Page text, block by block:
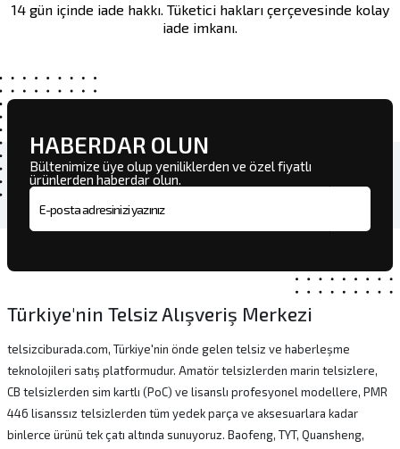
14 gün içinde iade hakkı. Tüketici hakları çerçevesinde kolay
iade imkanı.
HABERDAR OLUN
Bültenimize üye olup yeniliklerden ve özel fiyatlı
ürünlerden haberdar olun.
E-posta adresi
Türkiye'nin Telsiz Alışveriş Merkezi
telsizciburada.com, Türkiye'nin önde gelen telsiz ve haberleşme
teknolojileri satış platformudur. Amatör telsizlerden marin telsizlere,
CB telsizlerden sim kartlı (PoC) ve lisanslı profesyonel modellere, PMR
446 lisanssız telsizlerden tüm yedek parça ve aksesuarlara kadar
binlerce ürünü tek çatı altında sunuyoruz. Baofeng, TYT, Quansheng,